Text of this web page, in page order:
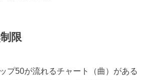
限
プ50が流れるチャート（曲）がある